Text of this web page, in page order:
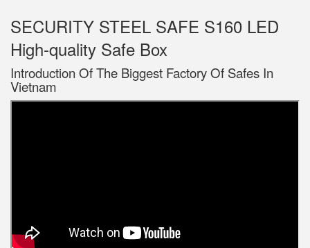
SECURITY STEEL SAFE S160 LED
High-quality Safe Box
Introduction Of The Biggest Factory Of Safes In
Vietnam